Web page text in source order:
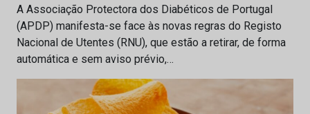
A Associação Protectora dos Diabéticos de Portugal
(APDP) manifesta-se face às novas regras do Registo
Nacional de Utentes (RNU), que estão a retirar, de forma
automática e sem aviso prévio,…